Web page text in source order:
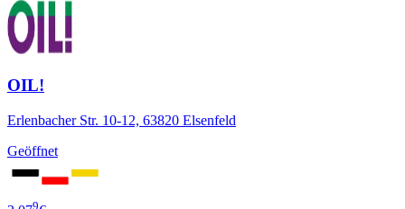
OIL!
Erlenbacher Str. 10-12, 63820 Elsenfeld
Geöffnet
9